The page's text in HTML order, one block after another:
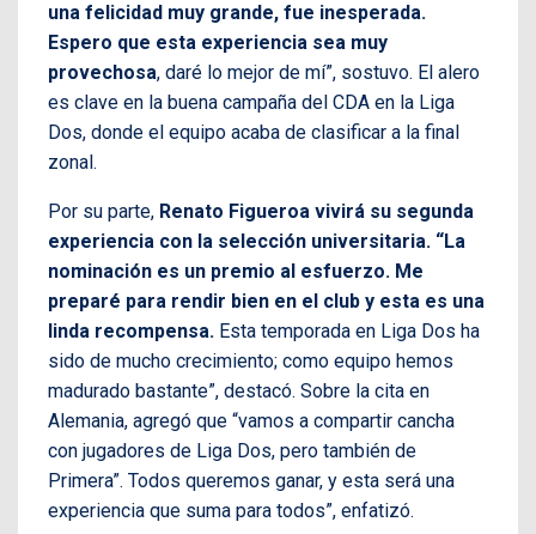
una felicidad muy grande, fue inesperada.
Espero que esta experiencia sea muy
provechosa, daré lo mejor de mí”, sostuvo. El alero
es clave en la buena campaña del CDA en la Liga
Dos, donde el equipo acaba de clasificar a la final
zonal.
Por su parte, Renato Figueroa vivirá su segunda
experiencia con la selección universitaria. “La
nominación es un premio al esfuerzo. Me
preparé para rendir bien en el club y esta es una
linda recompensa. Esta temporada en Liga Dos ha
sido de mucho crecimiento; como equipo hemos
madurado bastante”, destacó. Sobre la cita en
Alemania, agregó que “vamos a compartir cancha
con jugadores de Liga Dos, pero también de
Primera”. Todos queremos ganar, y esta será una
experiencia que suma para todos”, enfatizó.